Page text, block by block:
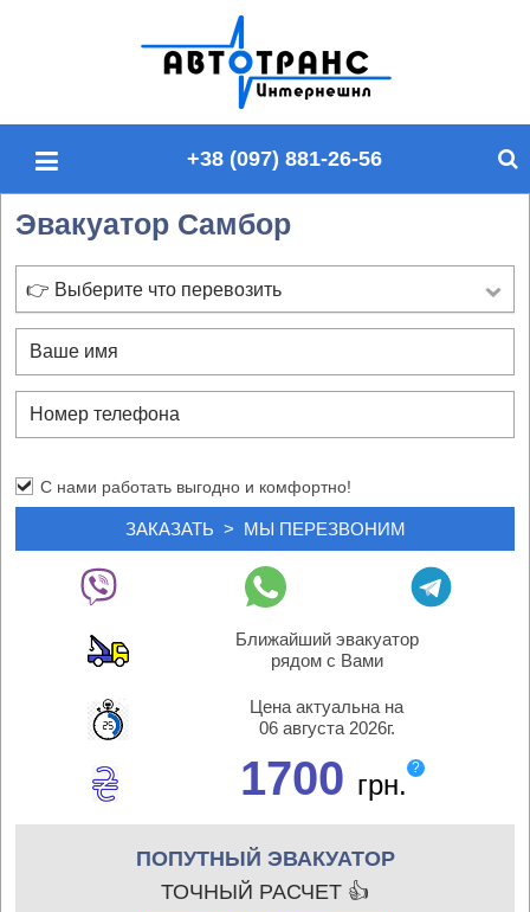
п
й
у
+38 (097) 881-26-56
Эвакуатор Самбор
👉 Выберите что перевозить
С нами работать выгодно и комфортно!
Ближайший эвакуатор
рядом с Вами
Цена актуальна на
06 августа 2026г.
1700 грн.
?
ПОПУТНЫЙ ЭВАКУАТОР
ТОЧНЫЙ РАСЧЕТ 👍